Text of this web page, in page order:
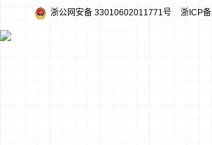
浙公网安备 33010602011771号
浙ICP